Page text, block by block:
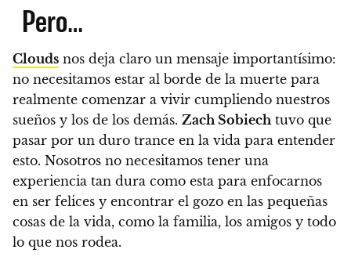
Pero…
Clouds nos deja claro un mensaje importantísimo:
no necesitamos estar al borde de la muerte para
realmente comenzar a vivir cumpliendo nuestros
sueños y los de los demás. Zach Sobiechtuvo que
pasar por un duro trance en la vida para entender
esto. Nosotros no necesitamos tener una
experiencia tan dura como esta para enfocarnos
en ser felices y encontrar el gozo en las pequeñas
cosas de la vida, como la familia, los amigos y todo
lo que nos rodea.